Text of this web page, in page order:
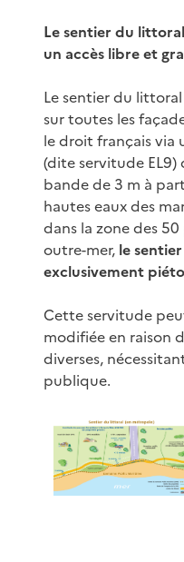
Le sentier du
un accès libre et
Le sentier du
sur toutes les
le droit français via
(dite servitude EL9)
bande de 3 m à
hautes eaux des
dans la zone des
outre-mer, le
exclusivement
Cette servitude
modifiée en raison
diverses,
publique.